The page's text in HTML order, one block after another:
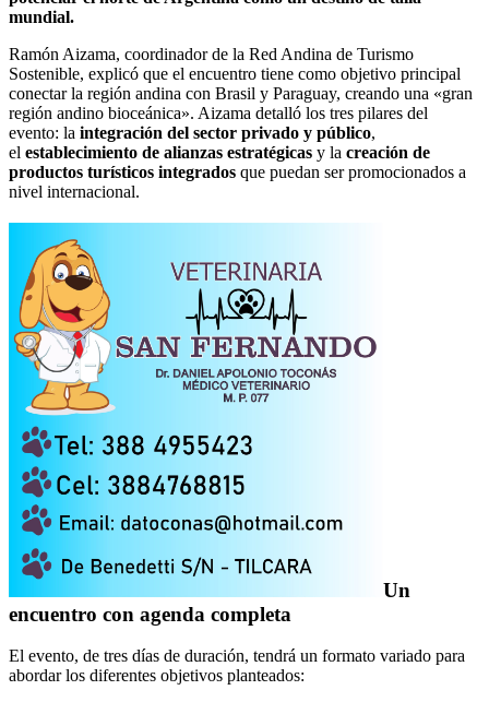
mundial.
Ramón Aizama, coordinador de la Red Andina de Turismo
Sostenible, explicó que el encuentro tiene como objetivo principal
conectar la región andina con Brasil y Paraguay, creando una «gran
región andino bioceánica». Aizama detalló los tres pilares del
evento: la integración del sector privado y público,
el establecimiento de alianzas estratégicas y la creación de
productos turísticos integrados que puedan ser promocionados a
nivel internacional.
Un
encuentro con agenda completa
El evento, de tres días de duración, tendrá un formato variado para
abordar los diferentes objetivos planteados: